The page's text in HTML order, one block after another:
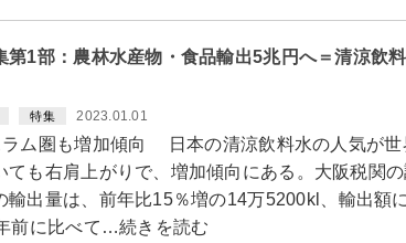
第1部：農林水産物・食品輸出5兆円へ＝清涼飲
特集 2023.01.01
ム圏も増加傾向 日本の清涼飲料水の人気が世
ても右肩上がりで、増加傾向にある。大阪税関
輸出量は、前年比15％増の14万5200kl、輸出額
前に比べて…続きを読む